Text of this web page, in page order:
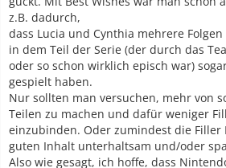
z.B. dadurch,
dass Lucia und Cynthia mehrere
in dem Teil der Serie (der durch das
oder so schon wirklich episch war)
gespielt haben.
Nur sollten man versuchen, mehr von
Teilen zu machen und dafür weniger
einzubinden. Oder zumindest die Filler
guten Inhalt unterhaltsam und/oder
Also wie gesagt, ich hoffe, dass